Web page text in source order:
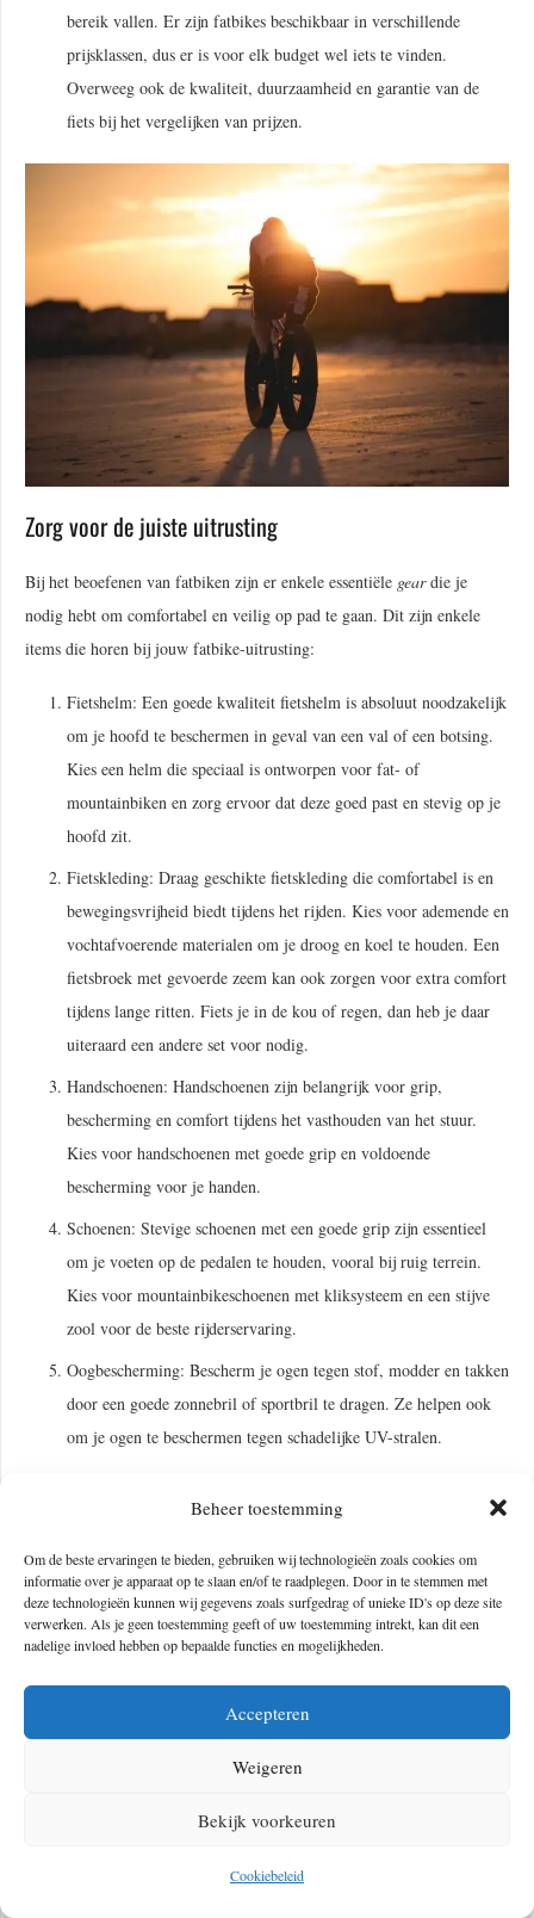
Beheer toestemming
Om de beste ervaringen te bieden, gebruiken wij technologieën zoals cookies om
informatie over je apparaat op te slaan en/of te raadplegen. Door in te stemmen met
deze technologieën kunnen wij gegevens zoals surfgedrag of unieke ID's op deze site
verwerken. Als je geen toestemming geeft of uw toestemming intrekt, kan dit een
nadelige invloed hebben op bepaalde functies en mogelijkheden.
Accepteren
Weigeren
Bekijk voorkeuren
Cookiebeleid
bereik vallen. Er zijn fatbikes beschikbaar in verschillende
prijsklassen, dus er is voor elk budget wel iets te vinden.
Overweeg ook de kwaliteit, duurzaamheid en garantie van de
fiets bij het vergelijken van prijzen.
Zorg voor de juiste uitrusting
Bij het beoefenen van fatbiken zijn er enkele essentiële geardie je
nodig hebt om comfortabel en veilig op pad te gaan. Dit zijn enkele
items die horen bij jouw fatbike-uitrusting:
Fietshelm: Een goede kwaliteit fietshelm is absoluut noodzakelijk
om je hoofd te beschermen in geval van een val of een botsing.
Kies een helm die speciaal is ontworpen voor fat- of
mountainbiken en zorg ervoor dat deze goed past en stevig op je
hoofd zit.
Fietskleding: Draag geschikte fietskleding die comfortabel is en
bewegingsvrijheid biedt tijdens het rijden. Kies voor ademende en
vochtafvoerende materialen om je droog en koel te houden. Een
fietsbroek met gevoerde zeem kan ook zorgen voor extra comfort
tijdens lange ritten. Fiets je in de kou of regen, dan heb je daar
uiteraard een andere set voor nodig.
Handschoenen: Handschoenen zijn belangrijk voor grip,
bescherming en comfort tijdens het vasthouden van het stuur.
Kies voor handschoenen met goede grip en voldoende
bescherming voor je handen.
Schoenen: Stevige schoenen met een goede grip zijn essentieel
om je voeten op de pedalen te houden, vooral bij ruig terrein.
Kies voor mountainbikeschoenen met kliksysteem en een stijve
zool voor de beste rijderservaring.
Oogbescherming: Bescherm je ogen tegen stof, modder en takken
door een goede zonnebril of sportbril te dragen. Ze helpen ook
om je ogen te beschermen tegen schadelijke UV-stralen.
weinig licht te rijden, zoals ’s avonds of in het donker, is het
felle koplamp en een achterlicht om zichtbaarheid te vergroten.
Hoe feller, hoe beter.
Fietsgereedschap en reserveonderdelen: Het is handig om een
basis fietsgereedschap bij je te hebben, zoals een multitool,
bandenlichters, een pomp en een reservebinnenband. Dit stelt je
Hydratatie en voeding: Neem voldoende water mee om